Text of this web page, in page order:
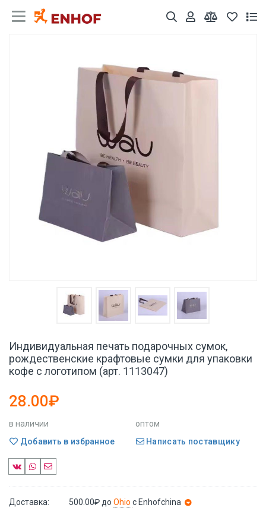
Индивидуальная печать подарочных сумок,
рождественские крафтовые сумки для упаковки
кофе с логотипом (арт. 1113047)
28.00₽
в наличии
оптом
Добавить в избранное
Написать поставщику
Доставка: 500.00₽ до Ohio с Enhofchina